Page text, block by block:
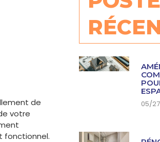
de
votre
fonctionnel.
05/